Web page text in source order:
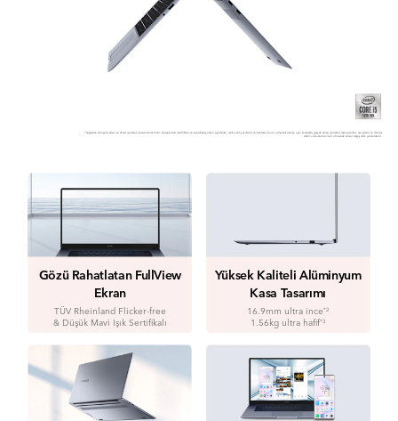
*Sağlanan ürün görselleri ve ekran içerikleri sadece temsilidir. Gerçek ürün özellikleri ve spesifikasyonları (görünüm, renk ve boyut dahil ve bunlarla sınırlı olmamak üzere),aynı zamanda gerçek ekran içerikleri (arka planlar, ara yüzler ve ikonlar
dahil ve bunlarla sınırlı olmamak üzere) değişiklik gösterebilir.
Gözü Rahatlatan FullView
Ekran
TÜV Rheinland Flicker-free
& Düşük Mavi Işık Sertifikalı
Yüksek Kaliteli Alüminyum
Kasa Tasarımı
16.9mm ultra ince*2
1.56kg ultra hafif*3